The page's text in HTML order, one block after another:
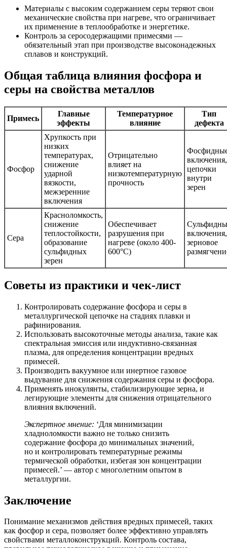
Материалы с высоким содержанием серы теряют свои
механические свойства при нагреве, что ограничивает
их применение в теплообработке и энергетике.
Контроль за серосодержащими примесями —
обязательный этап при производстве высоконадежных
сплавов и конструкций.
Общая таблица влияния фосфора и
серы на свойства металлов
Примесь
Главные
эффекты
Температурное
влияние
Тип
дефекта
Фосфор
Хрупкость при
низких
температурах,
снижение
ударной
вязкости,
межзеренние
включения
Отрицательно
влияет на
низкотемпературную
прочность
включения,
цепочки
внутри
зерен
Сера
Красноломкость,
снижение
теплостойкости,
образование
сульфидных
зерен
Обеспечивает
разрушения при
нагреве (около 400-
600°C)
включения,
зерновое
Советы из практики и чек-лист
Контролировать содержание фосфора и серы в
металлургической цепочке на стадиях плавки и
рафинирования.
Использовать высокоточные методы анализа, такие как
спектральная эмиссия или индуктивно-связанная
плазма, для определения концентрации вредных
примесей.
Производить вакуумное или инертное газовое
выдувание для снижения содержания серы и фосфора.
Применять инокулянты, стабилизирующие зерна, и
легирующие элементы для снижения отрицательного
влияния включений.
Экспертное мнение: ‘Для минимизации
хладноломкости важно не только снизить
содержание фосфора до минимальных значений,
но и контролировать температурные режимы
термической обработки, избегая зон концентрации
примесей.’ — автор с многолетним опытом в
металлургии.
Заключение
Понимание механизмов действия вредных примесей, таких
как фосфор и сера, позволяет более эффективно управлять
свойствами металлоконструкций. Контроль состава,